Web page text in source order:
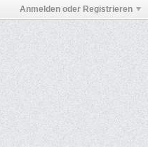
Anmelden oder Registrieren